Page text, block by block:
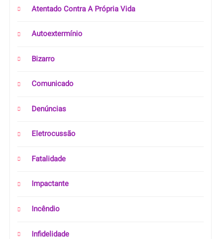
Atentado Contra A Própria Vida
Autoextermínio
Bizarro
Comunicado
Denúncias
Eletrocussão
Fatalidade
Impactante
Incêndio
Infidelidade